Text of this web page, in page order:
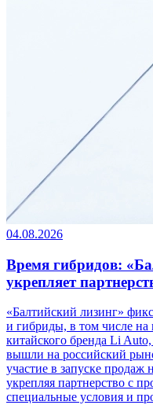
04.08.2026
Время гибридов:
укрепляет
«Балтийский лизинг»
и гибриды, в том числе
китайского бренда Li
вышли на российский
участие в запуске продаж
укрепляя партнерство с
специальные условия и